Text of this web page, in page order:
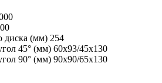
диска (мм) 254
45° (мм) 60x93/45х130
90° (мм) 90х90/65х130